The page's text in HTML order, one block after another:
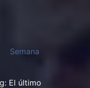
Semana
El último